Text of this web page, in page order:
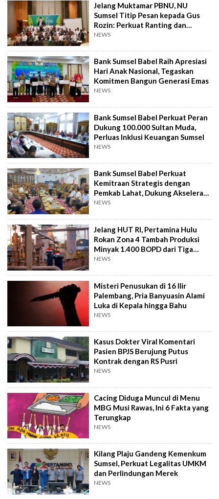
Jelang Muktamar PBNU, NU
Sumsel Titip Pesan kepada Gus
Rozin: Perkuat Ranting dan
Pesantren
NEWS
Bank Sumsel Babel Raih Apresiasi
Hari Anak Nasional, Tegaskan
Komitmen Bangun Generasi Emas
NEWS
Bank Sumsel Babel Perkuat Peran
Dukung 100.000 Sultan Muda,
Perluas Inklusi Keuangan Sumsel
NEWS
Bank Sumsel Babel Perkuat
Kemitraan Strategis dengan
Pemkab Lahat, Dukung Akselerasi
Ekonomi Daerah
NEWS
Jelang HUT RI, Pertamina Hulu
Rokan Zona 4 Tambah Produksi
Minyak 1.400 BOPD dari Tiga
Sumur Baru
NEWS
Misteri Penusukan di 16 Ilir
Palembang, Pria Banyuasin Alami
Luka di Kepala hingga Bahu
NEWS
Kasus Dokter Viral Komentari
Pasien BPJS Berujung Putus
Kontrak dengan RS Pusri
NEWS
Cacing Diduga Muncul di Menu
MBG Musi Rawas, Ini 6 Fakta yang
Terungkap
NEWS
Kilang Plaju Gandeng Kemenkum
Sumsel, Perkuat Legalitas UMKM
dan Perlindungan Merek
NEWS